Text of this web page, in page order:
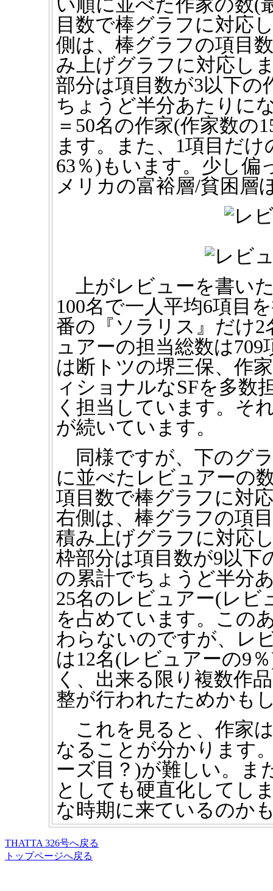
い順に並べた作家の数(
目数で棒グラフに対応
側は、棒グラフの項目
み上げグラフに対応し
部分は項目数が3以下の
ちょうど半分あたりに
＝50名の作家(作家数の
ます。また、1項目だ
63％)もいます。 少し偏
メリカの富裕層/貧困層
上がレビューを書い
100名で一人平均6項目
番の『ソラリス』だけ
ュアーの担当総数は
は断トツの堺三保、作
ィショナルなSFを多数
く担当しています。そ
が続いています。
同様ですが、下のグ
に並べたレビュアーの
項目数で棒グラフに対
右側は、棒グラフの項
積み上げグラフに対応
枠部分は項目数が9以下
の累計でちょうど半分
25名のレビュアー(レビ
を占めています。この
わらないのですが、レ
は12名(レビュアーの9
く、出来る限り複数作
整が行われたためかも
これを見ると、作家
なることが分かります
ーズ目？)が難しい。ま
としても硬直化してし
な時期に来ているのか
THATTA 326号へ戻る
トップページへ戻る